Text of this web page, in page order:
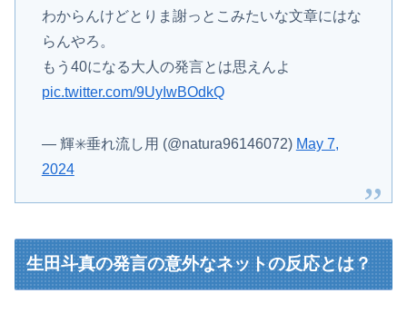
わからんけどとりま謝っとこみたいな文章にはな
らんやろ。
もう40になる大人の発言とは思えんよ
pic.twitter.com/9UyIwBOdkQ
— 輝✳️垂れ流し用 (@natura96146072) May 7,
2024
生田斗真の発言の意外なネットの反応とは？